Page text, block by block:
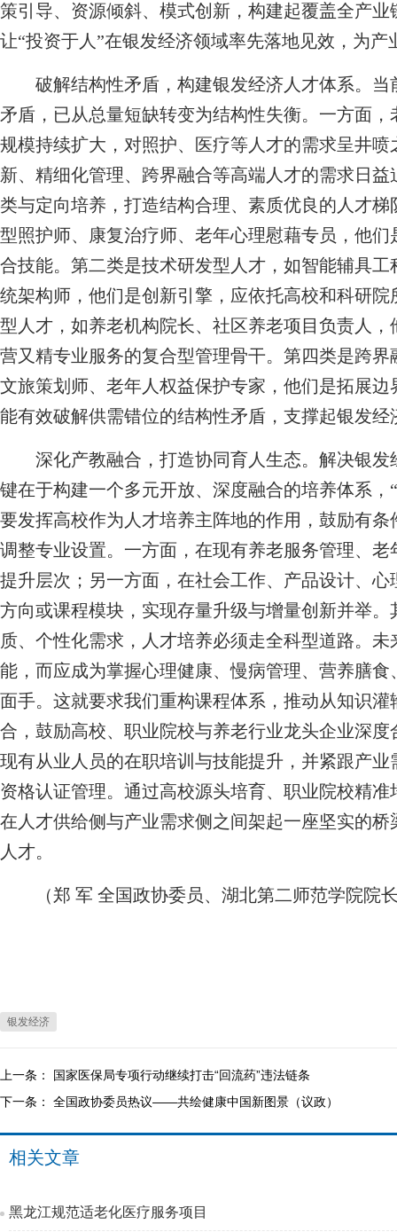
策引导、资源倾斜、模式创新，构建起覆盖全产
让“投资于人”在银发经济领域率先落地见效，为
破解结构性矛盾，构建银发经济人才体系。当
矛盾，已从总量短缺转变为结构性失衡。一方面
规模持续扩大，对照护、医疗等人才的需求呈井
新、精细化管理、跨界融合等高端人才的需求日
类与定向培养，打造结构合理、素质优良的人才
型照护师、康复治疗师、老年心理慰藉专员，他
合技能。第二类是技术研发型人才，如智能辅具
统架构师，他们是创新引擎，应依托高校和科研
型人才，如养老机构院长、社区养老项目负责人
营又精专业服务的复合型管理骨干。第四类是跨
文旅策划师、老年人权益保护专家，他们是拓展
能有效破解供需错位的结构性矛盾，支撑起银发经
深化产教融合，打造协同育人生态。解决银发
键在于构建一个多元开放、深度融合的培养体系
要发挥高校作为人才培养主阵地的作用，鼓励有
调整专业设置。一方面，在现有养老服务管理、
提升层次；另一方面，在社会工作、产品设计、
方向或课程模块，实现存量升级与增量创新并举
质、个性化需求，人才培养必须走全科型道路。
能，而应成为掌握心理健康、慢病管理、营养膳
面手。这就要求我们重构课程体系，推动从知识
合，鼓励高校、职业院校与养老行业龙头企业深
现有从业人员的在职培训与技能提升，并紧跟产
资格认证管理。通过高校源头培育、职业院校精
在人才供给侧与产业需求侧之间架起一座坚实的
人才。
（郑 军 全国政协委员、湖北第二师范学院院
银发经济
上一条： 国家医保局专项行动继续打击“回流药”违法链条
下一条： 全国政协委员热议——共绘健康中国新图景（议政）
相关文章
黑龙江规范适老化医疗服务项目